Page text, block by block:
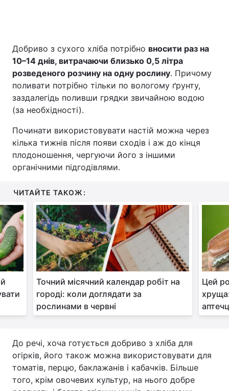
Добриво з сухого хліба потрібно вносити раз на
10–14 днів, витрачаючи близько 0,5 літра
розведеного розчину на одну рослину. Причому
поливати потрібно тільки по вологому ґрунту,
заздалегідь поливши грядки звичайною водою
(за необхідності).
Починати використовувати настій можна через
кілька тижнів після появи сходів і аж до кінця
плодоношення, чергуючи його з іншими
органічними підгодівлями.
ЧИТАЙТЕ ТАКОЖ:
Точний місячний календар робіт на
городі: коли доглядати за
рослинами в червні
Цей
До речі, хоча готується добриво з хліба для
огірків, його також можна використовувати для
томатів, перцю, баклажанів і кабачків. Більше
того, крім овочевих культур, на нього добре